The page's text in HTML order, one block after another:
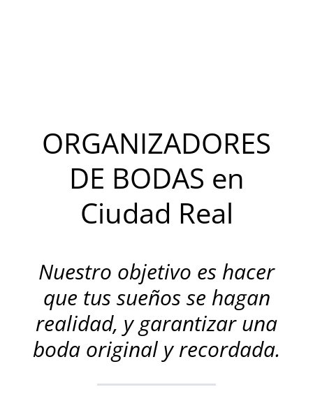
ORGANIZADORES
DE BODAS en
Ciudad Real
Nuestro objetivo es hacer
que tus sueños se hagan
realidad, y garantizar una
boda original y recordada.